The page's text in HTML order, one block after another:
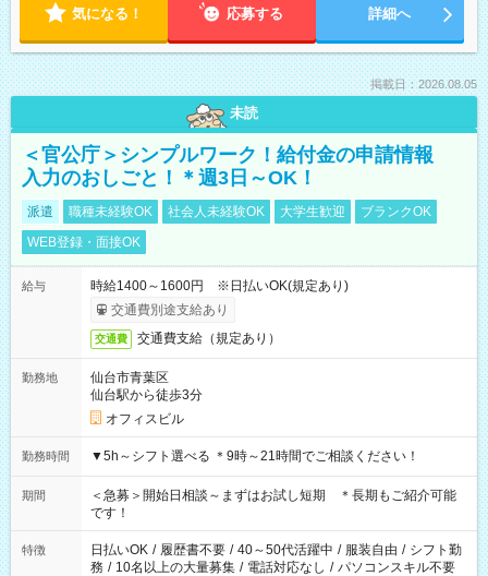
気になる！ 応募する 詳細へ
掲載日：2026.08.05
未読
＜官公庁＞シンプルワーク！給付金の申請情報
入力のおしごと！＊週3日～OK！
派遣 職種未経験OK 社会人未経験OK 大学生歓迎
ブランクOK
WEB登録・面接OK
給与
時給1400～1600円 ※日払いOK(規定あり)
交通費別途支給あり
交通費 交通費支給（規定あり）
勤務地
仙台市青葉区
仙台駅から徒歩3分
オフィスビル
勤務時間 ▼5h～シフト選べる ＊9時～21時間でご相談ください！
期間
＜急募＞開始日相談～まずはお試し短期 ＊長期もご紹介可能
です！
特徴 日払いOK / 履歴書不要 / 40～50代活躍中 / 服装自由 / シフト勤
務 / 10名以上の大量募集 / 電話対応なし / パソコンスキル不要